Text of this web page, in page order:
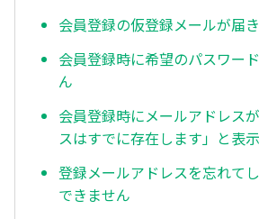
会員登録の仮登録メールが届
会員登録時に希望のパスワー
ん
会員登録時にメールアドレス
スはすでに存在します」と表
登録メールアドレスを忘れて
できません